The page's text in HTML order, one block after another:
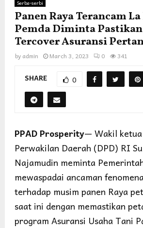
Serba-serbi
Panen Raya Terancam
Pemda Diminta
Tercover Asuransi
by admin March 3, 2023 0 341
SHARE 0
PPAD Prosperity— Wakil
Perwakilan Daerah (DPD) RI
Najamudin meminta
mewaspadai ancaman
terhadap musim panen Raya
saat ini dengan memastikan
program Asuransi Usaha Tani